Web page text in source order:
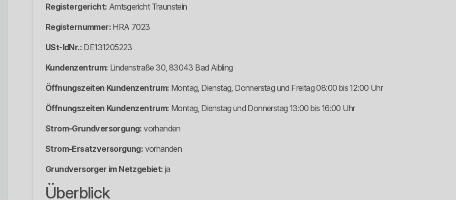
Registergericht: Amtsgericht Traunstein
Registernummer: HRA 7023
USt-IdNr.: DE131205223
Kundenzentrum: Lindenstraße 30, 83043 Bad Aibling
Öffnungszeiten Kundenzentrum: Montag, Dienstag, Donnerstag und Freitag 08:00 bis 12:00 Uhr
Öffnungszeiten Kundenzentrum: Montag, Dienstag und Donnerstag 13:00 bis 16:00 Uhr
Strom-Grundversorgung: vorhanden
Strom-Ersatzversorgung: vorhanden
Grundversorger im Netzgebiet: ja
Überblick